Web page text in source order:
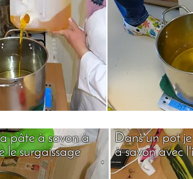
pâte à savon à
le surgaissage
Dans un pot
à savon avec